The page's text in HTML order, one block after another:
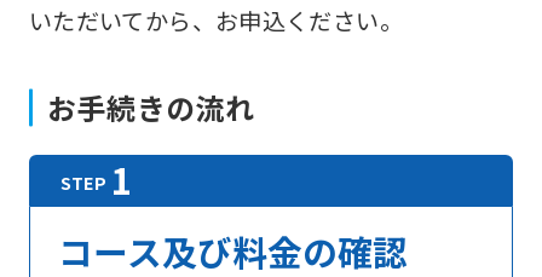
いただいてから、お申込ください。
お手続きの流れ
コース及び料金の確認